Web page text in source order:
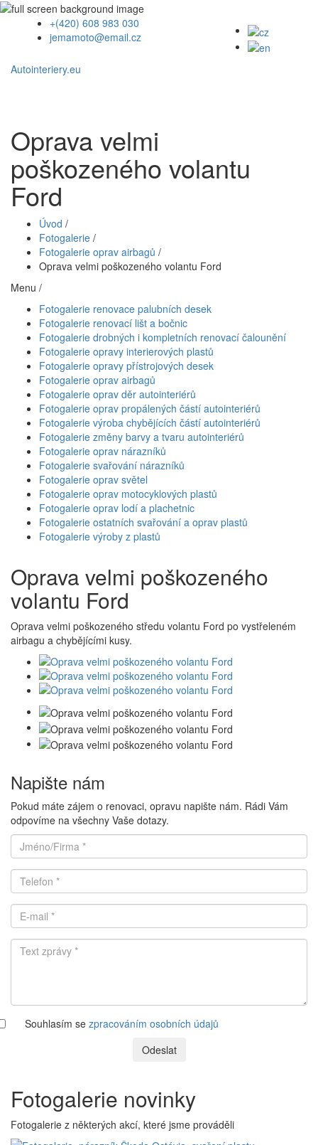
+(420) 608 983 030
jemamoto@email.cz
Autointeriery.eu
Oprava velmi
poškozeného volantu
Ford
Úvod /
Fotogalerie /
Fotogalerie oprav airbagů /
Oprava velmi poškozeného volantu Ford
Menu /
Fotogalerie renovace palubních desek
Fotogalerie renovací lišt a bočnic
Fotogalerie drobných i kompletních renovací čalounění
Fotogalerie opravy interierových plastů
Fotogalerie opravy přístrojových desek
Fotogalerie oprav airbagů
Fotogalerie oprav děr autointeriérů
Fotogalerie oprav propálených částí autointeriérů
Fotogalerie výroba chybějících částí autointeriérů
Fotogalerie změny barvy a tvaru autointeriérů
Fotogalerie oprav nárazníků
Fotogalerie svařování nárazníků
Fotogalerie oprav světel
Fotogalerie oprav motocyklových plastů
Fotogalerie oprav lodí a plachetnic
Fotogalerie ostatních svařování a oprav plastů
Fotogalerie výroby z plastů
Oprava velmi poškozeného
volantu Ford
Oprava velmi poškozeného středu volantu Ford po vystřeleném
airbagu a chybějícími kusy.
Napište nám
Pokud máte zájem o renovaci, opravu napište nám. Rádi Vám
odpovíme na všechny Vaše dotazy.
Souhlasím se zpracováním osobních údajů
Odeslat
Fotogalerie novinky
Fotogalerie z některých akcí, které jsme prováděli